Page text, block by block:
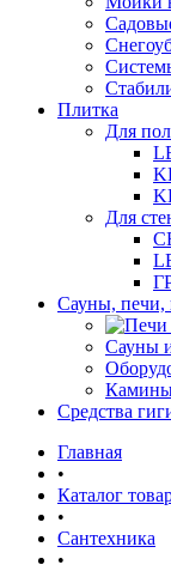
Плитка
Для
Для
Сауны,
Сауны
Камины
Средства
Главная
•
Каталог
•
Сантехника
•